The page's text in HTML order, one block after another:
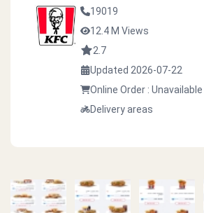
19019
12.4 M Views
2.7
Updated 2026-07-22
Online Order : Unavailable
Delivery areas